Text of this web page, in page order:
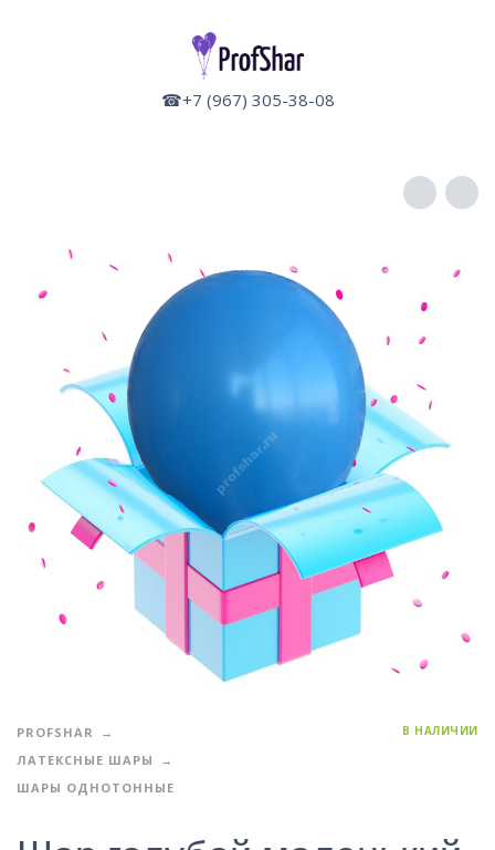
☎+7 (967) 305-38-08
PROFSHAR
ЛАТЕКСНЫЕ ШАРЫ
ШАРЫ ОДНОТОННЫЕ
В НАЛИЧИИ